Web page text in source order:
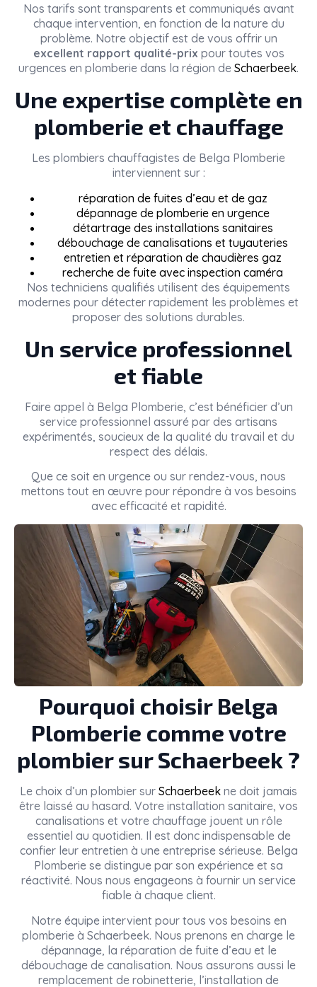
Nos tarifs sont transparents et communiqués avant
chaque intervention, en fonction de la nature du
problème. Notre objectif est de vous offrir un
excellent rapport qualité-prix pour toutes vos
urgences en plomberie dans la région de Schaerbeek.
Une expertise complète en
plomberie et chauffage
Les plombiers chauffagistes de Belga Plomberie
interviennent sur :
réparation de fuites d’eau et de gaz
dépannage de plomberie en urgence
détartrage des installations sanitaires
débouchage de canalisations et tuyauteries
entretien et réparation de chaudières gaz
recherche de fuite avec inspection caméra
Nos techniciens qualifiés utilisent des équipements
modernes pour détecter rapidement les problèmes et
proposer des solutions durables.
Un service professionnel
et fiable
Faire appel à Belga Plomberie, c’est bénéficier d’un
service professionnel assuré par des artisans
expérimentés, soucieux de la qualité du travail et du
respect des délais.
Que ce soit en urgence ou sur rendez-vous, nous
mettons tout en œuvre pour répondre à vos besoins
avec efficacité et rapidité.
Pourquoi choisir Belga
Plomberie comme votre
plombier sur Schaerbeek ?
Le choix d’un plombier sur Schaerbeek ne doit jamais
être laissé au hasard. Votre installation sanitaire, vos
canalisations et votre chauffage jouent un rôle
essentiel au quotidien. Il est donc indispensable de
confier leur entretien à une entreprise sérieuse. Belga
Plomberie se distingue par son expérience et sa
réactivité. Nous nous engageons à fournir un service
fiable à chaque client.
Notre équipe intervient pour tous vos besoins en
plomberie à Schaerbeek. Nous prenons en charge le
dépannage, la réparation de fuite d’eau et le
débouchage de canalisation. Nous assurons aussi le
remplacement de robinetterie, l’installation de